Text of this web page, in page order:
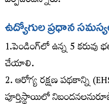
ఉద్యోగుల ప్రధాన
1.పెండింగ్‌లో ఉన్న 5 కరువు
చేయాలి.
2. ఆరోగ్య రక్షణ పథకాన్ని
పూర్తిస్థాయిలో